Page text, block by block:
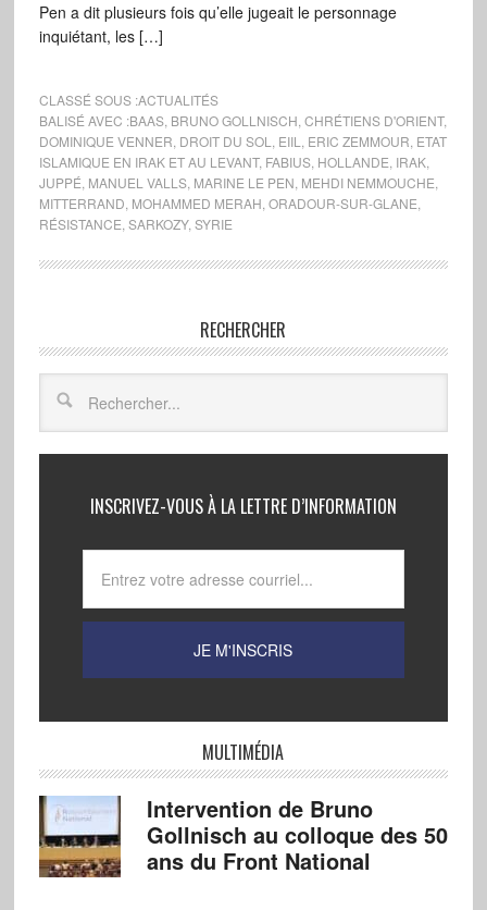
Pen a dit plusieurs fois qu’elle jugeait le personnage
inquiétant, les […]
CLASSÉ SOUS :ACTUALITÉS
BALISÉ AVEC :BAAS, BRUNO GOLLNISCH CHRÉTIENS D'ORIENT,
DOMINIQUE VENNER DROIT DU SOL EIIL ERIC ZEMMOUR ETAT
ISLAMIQUE EN IRAK ET AU LEVANT, FABIUS, HOLLANDE IRAK,
JUPPÉ MANUEL VALLS, MARINE LE PEN MEHDI NEMMOUCHE
MITTERRAND MOHAMMED MERAH ORADOUR-SUR-GLANE
RÉSISTANCE SARKOZY, SYRIE
RECHERCHER
INSCRIVEZ-VOUS À LA LETTRE D’INFORMATION
MULTIMÉDIA
Intervention de Bruno
Gollnisch au colloque des 50
ans du Front National